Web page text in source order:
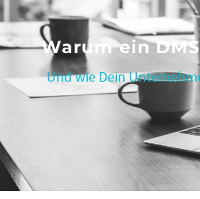
Warum ein
Und wie Dein